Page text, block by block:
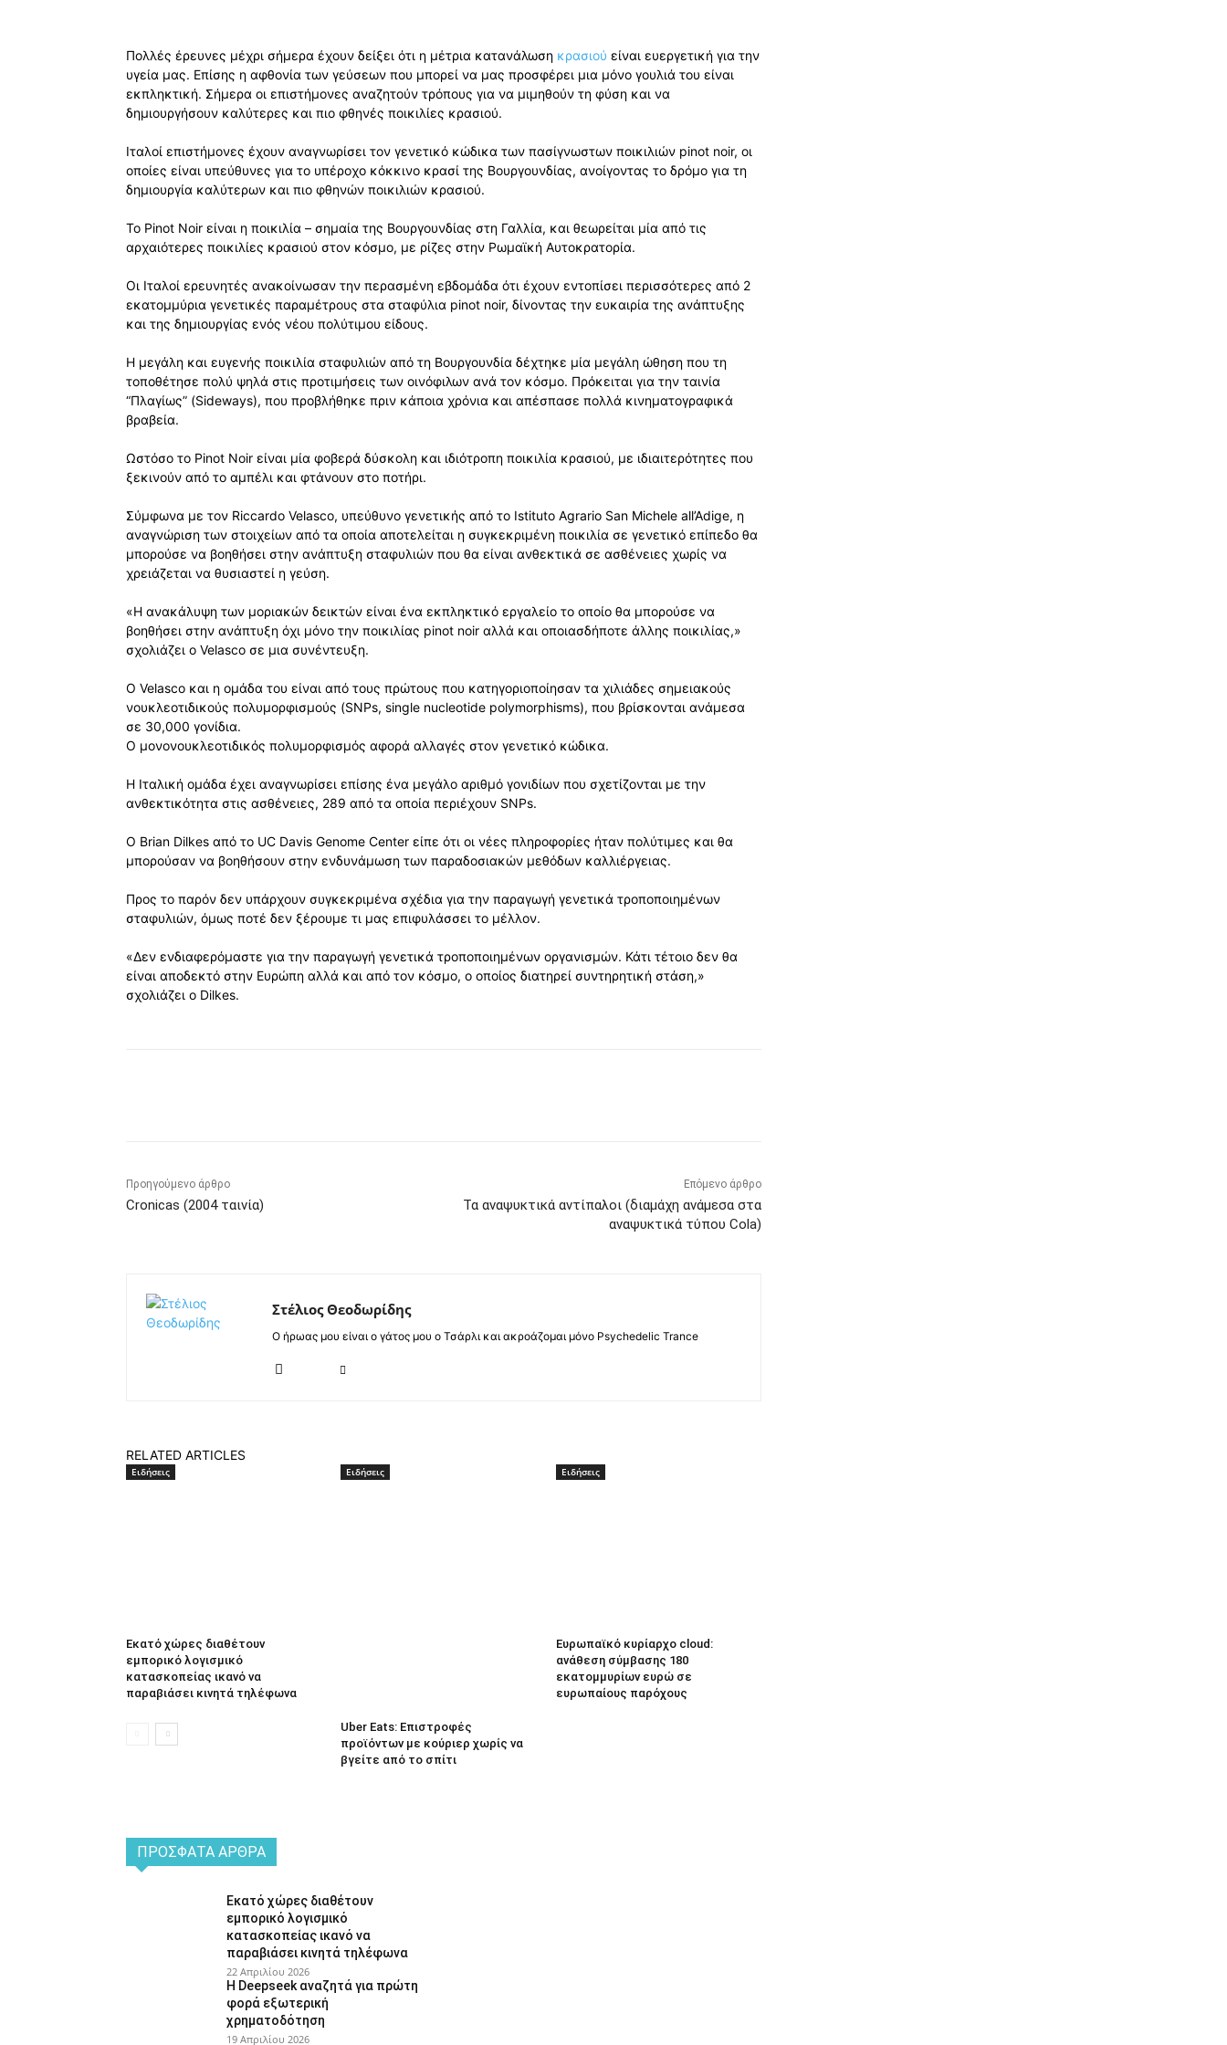
Πολλές έρευνες μέχρι σήμερα έχουν δείξει ότι η μέτρια κατανάλωση κρασιού είναι ευεργετική για την
υγεία μας. Επίσης η αφθονία των γεύσεων που μπορεί να μας προσφέρει μια μόνο γουλιά του είναι
εκπληκτική. Σήμερα οι επιστήμονες αναζητούν τρόπους για να μιμηθούν τη φύση και να
δημιουργήσουν καλύτερες και πιο φθηνές ποικιλίες κρασιού.
Ιταλοί επιστήμονες έχουν αναγνωρίσει τον γενετικό κώδικα των πασίγνωστων ποικιλιών pinot noir, οι
οποίες είναι υπεύθυνες για το υπέροχο κόκκινο κρασί της Βουργουνδίας, ανοίγοντας το δρόμο για τη
δημιουργία καλύτερων και πιο φθηνών ποικιλιών κρασιού.
Το Pinot Noir είναι η ποικιλία – σημαία της Βουργουνδίας στη Γαλλία, και θεωρείται μία από τις
αρχαιότερες ποικιλίες κρασιού στον κόσμο, με ρίζες στην Ρωμαϊκή Αυτοκρατορία.
Οι Ιταλοί ερευνητές ανακοίνωσαν την περασμένη εβδομάδα ότι έχουν εντοπίσει περισσότερες από 2
εκατομμύρια γενετικές παραμέτρους στα σταφύλια pinot noir, δίνοντας την ευκαιρία της ανάπτυξης
και της δημιουργίας ενός νέου πολύτιμου είδους.
Η μεγάλη και ευγενής ποικιλία σταφυλιών από τη Βουργουνδία δέχτηκε μία μεγάλη ώθηση που τη
τοποθέτησε πολύ ψηλά στις προτιμήσεις των οινόφιλων ανά τον κόσμο. Πρόκειται για την ταινία
“Πλαγίως” (Sideways), που προβλήθηκε πριν κάποια χρόνια και απέσπασε πολλά κινηματογραφικά
βραβεία.
Ωστόσο το Pinot Noir είναι μία φοβερά δύσκολη και ιδιότροπη ποικιλία κρασιού, με ιδιαιτερότητες που
ξεκινούν από το αμπέλι και φτάνουν στο ποτήρι.
Σύμφωνα με τον Riccardo Velasco, υπεύθυνο γενετικής από το Istituto Agrario San Michele all’Adige, η
αναγνώριση των στοιχείων από τα οποία αποτελείται η συγκεκριμένη ποικιλία σε γενετικό επίπεδο θα
μπορούσε να βοηθήσει στην ανάπτυξη σταφυλιών που θα είναι ανθεκτικά σε ασθένειες χωρίς να
χρειάζεται να θυσιαστεί η γεύση.
«Η ανακάλυψη των μοριακών δεικτών είναι ένα εκπληκτικό εργαλείο το οποίο θα μπορούσε να
βοηθήσει στην ανάπτυξη όχι μόνο την ποικιλίας pinot noir αλλά και οποιασδήποτε άλλης ποικιλίας,»
σχολιάζει ο Velasco σε μια συνέντευξη.
Ο Velasco και η ομάδα του είναι από τους πρώτους που κατηγοριοποίησαν τα χιλιάδες σημειακούς
νουκλεοτιδικούς πολυμορφισμούς (SNPs, single nucleotide polymorphisms), που βρίσκονται ανάμεσα
σε 30,000 γονίδια.
Ο μονονουκλεοτιδικός πολυμορφισμός αφορά αλλαγές στον γενετικό κώδικα.
Η Ιταλική ομάδα έχει αναγνωρίσει επίσης ένα μεγάλο αριθμό γονιδίων που σχετίζονται με την
ανθεκτικότητα στις ασθένειες, 289 από τα οποία περιέχουν SNPs.
Ο Brian Dilkes από το UC Davis Genome Center είπε ότι οι νέες πληροφορίες ήταν πολύτιμες και θα
μπορούσαν να βοηθήσουν στην ενδυνάμωση των παραδοσιακών μεθόδων καλλιέργειας.
Προς το παρόν δεν υπάρχουν συγκεκριμένα σχέδια για την παραγωγή γενετικά τροποποιημένων
σταφυλιών, όμως ποτέ δεν ξέρουμε τι μας επιφυλάσσει το μέλλον.
«Δεν ενδιαφερόμαστε για την παραγωγή γενετικά τροποποιημένων οργανισμών. Κάτι τέτοιο δεν θα
είναι αποδεκτό στην Ευρώπη αλλά και από τον κόσμο, ο οποίος διατηρεί συντηρητική στάση,»
σχολιάζει ο Dilkes.
Προηγούμενο άρθρο
Cronicas (2004 ταινία)
Επόμενο άρθρο
Τα αναψυκτικά αντίπαλοι (διαμάχη ανάμεσα στα
αναψυκτικά τύπου Cola)
Στέλιος Θεοδωρίδης
Ο ήρωας μου είναι ο γάτος μου ο Τσάρλι και ακροάζομαι μόνο Psychedelic Trance
RELATED ARTICLES
Ειδήσεις
Εκατό χώρες διαθέτουν
εμπορικό λογισμικό
κατασκοπείας ικανό να
παραβιάσει κινητά τηλέφωνα
Ειδήσεις
Uber Eats: Επιστροφές
προϊόντων με κούριερ χωρίς να
βγείτε από το σπίτι
Ειδήσεις
Ευρωπαϊκό κυρίαρχο cloud:
ανάθεση σύμβασης 180
εκατομμυρίων ευρώ σε
ευρωπαίους παρόχους
ΠΡΌΣΦΑΤΑ ΆΡΘΡΑ
Εκατό χώρες διαθέτουν
εμπορικό λογισμικό
κατασκοπείας ικανό να
παραβιάσει κινητά τηλέφωνα
22 Απριλίου 2026
Η Deepseek αναζητά για πρώτη
φορά εξωτερική
χρηματοδότηση
19 Απριλίου 2026